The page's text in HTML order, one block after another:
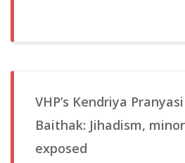
VHP’s Kendriya
Baithak: Jihadism,
exposed